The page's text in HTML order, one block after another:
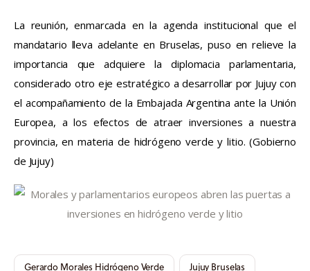
La reunión, enmarcada en la agenda institucional que el
mandatario lleva adelante en Bruselas, puso en relieve la
importancia que adquiere la diplomacia parlamentaria,
considerado otro eje estratégico a desarrollar por Jujuy con
el acompañamiento de la Embajada Argentina ante la Unión
Europea, a los efectos de atraer inversiones a nuestra
provincia, en materia de hidrógeno verde y litio. (Gobierno
de Jujuy)
Gerardo Morales Hidrógeno Verde Jujuy Bruselas